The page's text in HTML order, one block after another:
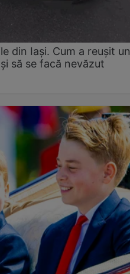
din Iași. Cum a reușit un
să se facă nevăzut